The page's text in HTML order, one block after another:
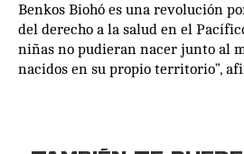
Benkos Biohó es una revolución
del derecho a la salud en el
niñas no pudieran nacer junto al
nacidos en su propio territorio”,